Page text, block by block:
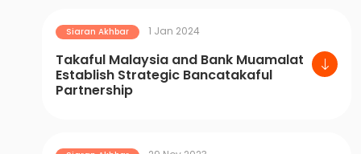
Siaran Akhbar 1 Jan 2024
Takaful Malaysia and Bank Muamalat
Establish Strategic Bancatakaful
Partnership